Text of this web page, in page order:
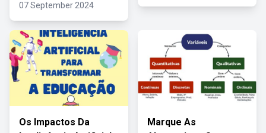
07 September 2024
Os Impactos Da
Marque As